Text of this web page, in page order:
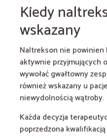
Kiedy
wskazany
Naltrekson nie
aktywnie przyjmujących
wywołać gwałtowny
również wskazany u
niewydolnością wątroby.
Każda decyzja
poprzedzona